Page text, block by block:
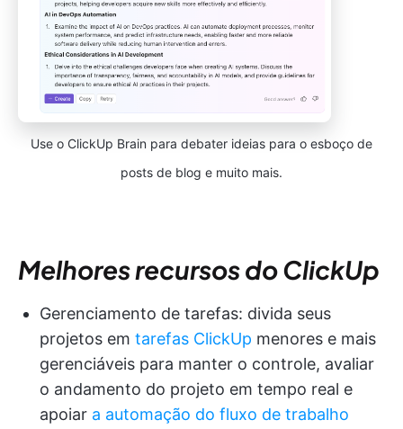
Use o ClickUp Brain para debater ideias para o esboço de
posts de blog e muito mais.
Melhores recursos do ClickUp
Gerenciamento de tarefas: divida seus
projetos em tarefas ClickUp menores e mais
gerenciáveis para manter o controle, avaliar
o andamento do projeto em tempo real e
apoiar a automação do fluxo de trabalho